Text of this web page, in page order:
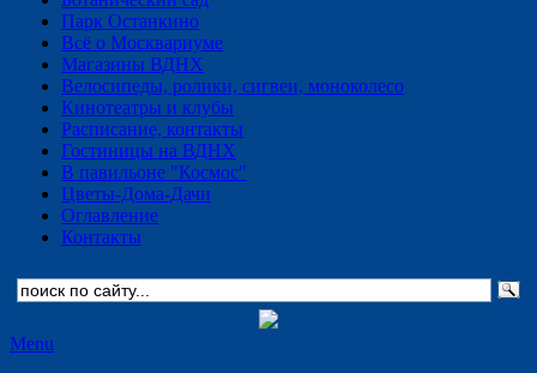
Парк Останкино
Всё о Москвариуме
Магазины ВДНХ
Велосипеды, ролики, сигвеи, моноколесо
Кинотеатры и клубы
Расписание, контакты
Гостиницы на ВДНХ
В павильоне "Космос"
Цветы-Дома-Дачи
Оглавление
Контакты
Menu